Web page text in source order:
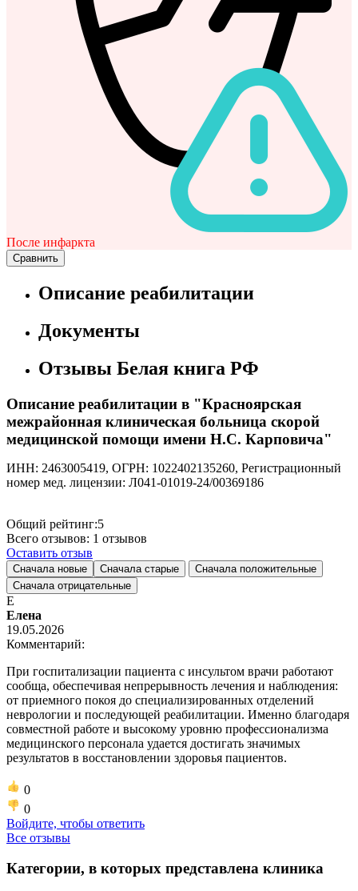
После инфаркта
Сравнить
Описание реабилитации
Документы
Отзывы Белая книга РФ
Описание реабилитации в "Красноярская
межрайонная клиническая больница скорой
медицинской помощи имени Н.С. Карповича"
ИНН: 2463005419, ОГРН: 1022402135260, Регистрационный
номер мед. лицензии: Л041-01019-24/00369186
Общий рейтинг:5
Всего отзывов: 1 отзывов
Оставить отзыв
Сначала новые Сначала старые
Сначала положительные
Сначала отрицательные
Е
Елена
19.05.2026
Комментарий:
При госпитализации пациента с инсультом врачи работают
сообща, обеспечивая непрерывность лечения и наблюдения:
от приемного покоя до специализированных отделений
неврологии и последующей реабилитации. Именно благодаря
совместной работе и высокому уровню профессионализма
медицинского персонала удается достигать значимых
результатов в восстановлении здоровья пациентов.
0
0
Войдите, чтобы ответить
Все отзывы
Категории, в которых представлена клиника